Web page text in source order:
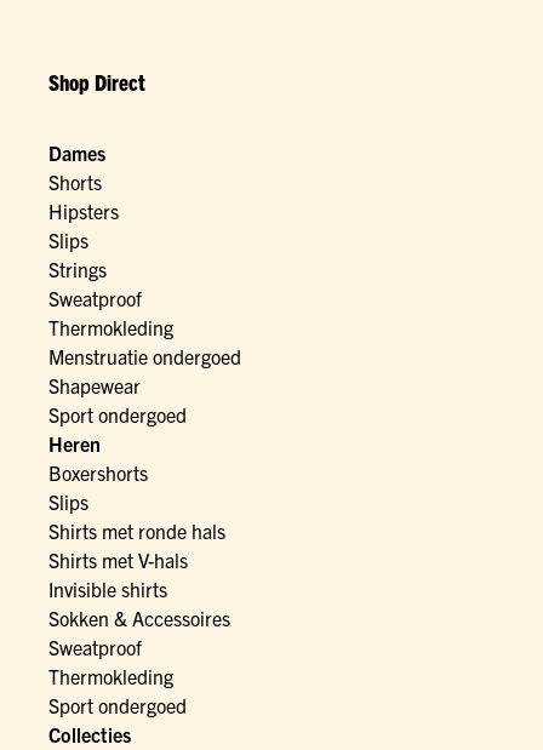
Shop Direct
Dames
Shorts
Hipsters
Slips
Strings
Sweatproof
Thermokleding
Menstruatie ondergoed
Shapewear
Sport ondergoed
Heren
Boxershorts
Slips
Shirts met ronde hals
Shirts met V-hals
Invisible shirts
Sokken & Accessoires
Sweatproof
Thermokleding
Sport ondergoed
Collecties